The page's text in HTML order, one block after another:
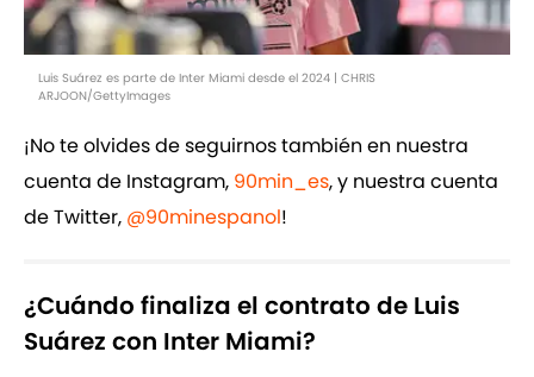
Luis Suárez es parte de Inter Miami desde el 2024 | CHRIS
ARJOON/GettyImages
¡No te olvides de seguirnos también en nuestra
cuenta de Instagram, 90min_es, y nuestra cuenta
de Twitter, @90minespanol!
¿Cuándo finaliza el contrato de Luis
Suárez con Inter Miami?